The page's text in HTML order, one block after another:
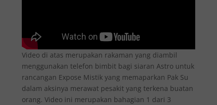
Video di atas merupakan rakaman yang diambil
menggunakan telefon bimbit bagi siaran Astro untuk
rancangan Expose Mistik yang memaparkan Pak Su
dalam aksinya merawat pesakit yang terkena buatan
orang. Video ini merupakan bahagian 1 dari 3